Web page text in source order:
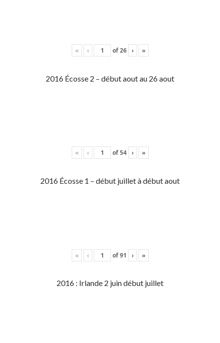
« ‹ of26 › »
2016 Écosse 2 – début aout au 26 aout
« ‹ of54 › »
2016 Écosse 1 – début juillet à début aout
« ‹ of91 › »
2016 : Irlande 2 juin début juillet